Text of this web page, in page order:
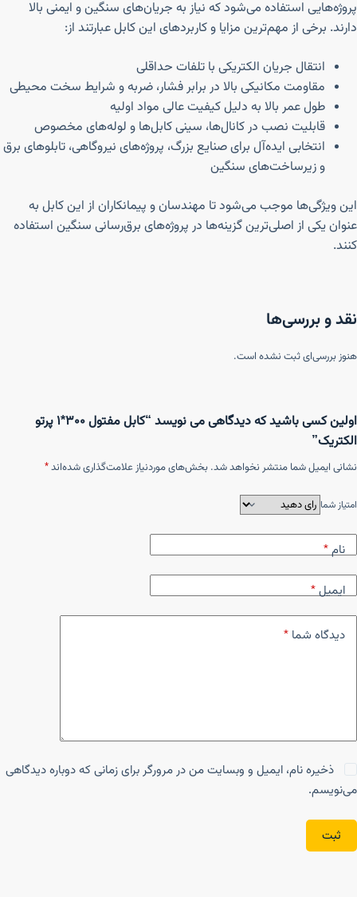
پروژه‌هایی استفاده می‌شود که نیاز به جریان‌های سنگین و ایمنی بالا
دارند. برخی از مهم‌ترین مزایا و کاربردهای این کابل عبارتند از:
انتقال جریان الکتریکی با تلفات حداقلی
مقاومت مکانیکی بالا در برابر فشار، ضربه و شرایط سخت محیطی
طول عمر بالا به دلیل کیفیت عالی مواد اولیه
قابلیت نصب در کانال‌ها، سینی کابل‌ها و لوله‌های مخصوص
انتخابی ایده‌آل برای صنایع بزرگ، پروژه‌های نیروگاهی، تابلوهای برق
و زیرساخت‌های سنگین
این ویژگی‌ها موجب می‌شود تا مهندسان و پیمانکاران از این کابل به
عنوان یکی از اصلی‌ترین گزینه‌ها در پروژه‌های برق‌رسانی سنگین استفاده
کنند.
نقد و بررسی‌ها
هنوز بررسی‌ای ثبت نشده است.
اولین کسی باشید که دیدگاهی می نویسد “کابل مفتول ۳۰۰*۱ پرتو
الکتریک”
نشانی ایمیل شما منتشر نخواهد شد. بخش‌های موردنیاز علامت‌گذاری شده‌اند*
امتیاز شما
نام*
ایمیل*
دیدگاه شما *
ذخیره نام، ایمیل و وبسایت من در مرورگر برای زمانی که دوباره دیدگاهی
می‌نویسم.
ثبت